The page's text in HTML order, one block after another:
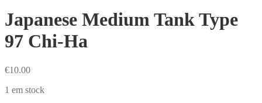
Japanese Medium Tank Type
97 Chi-Ha
€10.00
1 em stock